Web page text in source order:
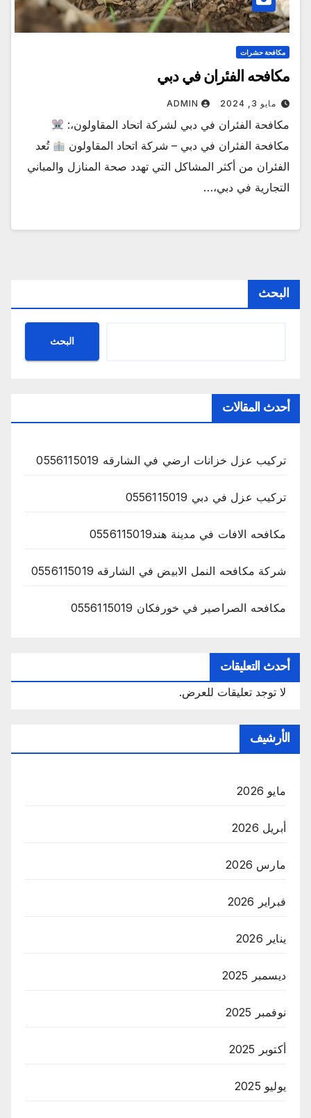
مكافحة حشرات
مكافحه الفئران في دبي
مايو 3, 2024 ADMIN
مكافحة الفئران في دبي لشركة اتحاد المقاولون،:
مكافحة الفئران في دبي – شركة اتحاد المقاولون
تُعد
الفئران من أكثر المشاكل التي تهدد صحة المنازل والمباني
التجارية في دبي،…
البحث
البحث
أحدث المقالات
تركيب عزل خزانات ارضي في الشارقه 0556115019
تركيب عزل في دبي 0556115019
مكافحه الافات في مدينة هند0556115019
شركة مكافحه النمل الابيض في الشارقه 0556115019
مكافحه الصراصير في خورفكان 0556115019
أحدث التعليقات
لا توجد تعليقات للعرض.
الأرشيف
مايو 2026
أبريل 2026
مارس 2026
فبراير 2026
يناير 2026
ديسمبر 2025
نوفمبر 2025
أكتوبر 2025
يوليو 2025